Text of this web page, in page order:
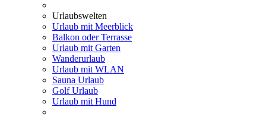
Urlaubswelten
Urlaub mit Meerblick
Balkon oder Terrasse
Urlaub mit Garten
Wanderurlaub
Urlaub mit WLAN
Sauna Urlaub
Golf Urlaub
Urlaub mit Hund